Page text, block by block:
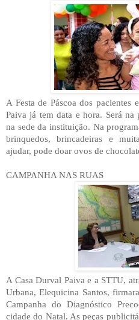
A Festa de Páscoa dos pacientes
Paiva já tem data e hora. Será
na sede da instituição. Na
brinquedos, brincadeiras e
ajudar, pode doar ovos de
CAMPANHA NAS RUAS
A Casa Durval Paiva e a STTU,
Urbana, Elequicina Santos,
Campanha do Diagnóstico
cidade do Natal. As peças